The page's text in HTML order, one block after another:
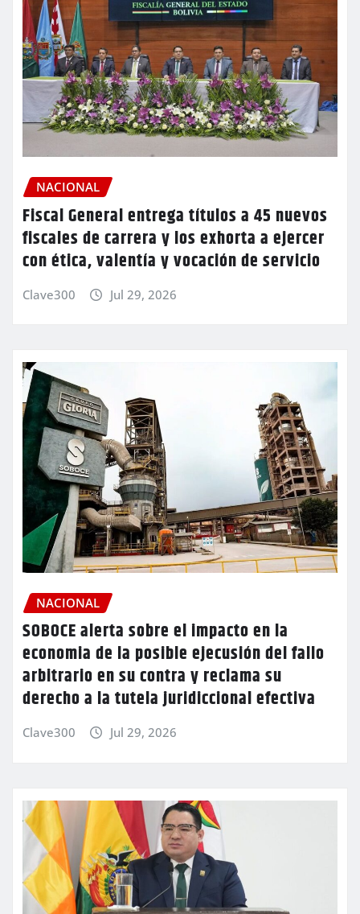
NACIONAL
Fiscal General entrega títulos a 45 nuevos
fiscales de carrera y los exhorta a ejercer
con ética, valentía y vocación de servicio
Clave300 Jul 29, 2026
NACIONAL
SOBOCE alerta sobre el impacto en la
economia de la posible ejecusión del fallo
arbitrario en su contra y reclama su
derecho a la tutela juridiccional efectiva
Clave300 Jul 29, 2026